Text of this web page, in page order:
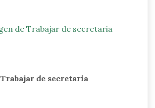
Trabajar de secretaria